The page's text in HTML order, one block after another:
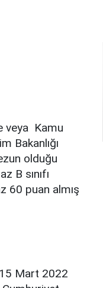
veya Kamu
Bakanlığı
olduğu
B sınıfı
60 puan almış
Mart 2022